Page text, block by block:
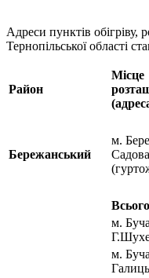
Адреси пунктів обігріву,
Тернопільської області
Район
Місце
Бережанський
м.
м.
м.